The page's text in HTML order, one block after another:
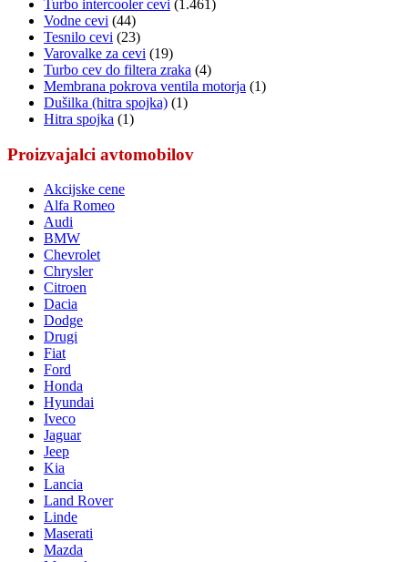
Turbo intercooler cevi (1.461)
Vodne cevi (44)
Tesnilo cevi (23)
Varovalke za cevi (19)
Turbo cev do filtera zraka (4)
Membrana pokrova ventila motorja (1)
Dušilka (hitra spojka) (1)
Hitra spojka (1)
Proizvajalci avtomobilov
Akcijske cene
Alfa Romeo
Audi
BMW
Chevrolet
Chrysler
Citroen
Dacia
Dodge
Drugi
Fiat
Ford
Honda
Hyundai
Iveco
Jaguar
Jeep
Kia
Lancia
Land Rover
Linde
Maserati
Mazda